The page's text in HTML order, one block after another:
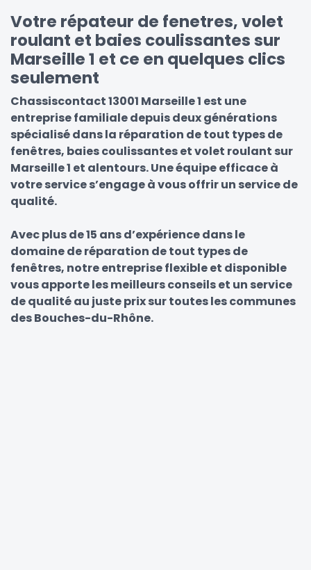
Votre répateur de fenetres, volet
roulant et baies coulissantes sur
Marseille 1 et ce en quelques clics
seulement
Chassiscontact 13001 Marseille 1 est une
entreprise familiale depuis deux générations
spécialisé dans la réparation de tout types de
fenêtres, baies coulissantes et volet roulant sur
Marseille 1 et alentours. Une équipe efficace à
votre service s’engage à vous offrir un service de
qualité.
Avec plus de 15 ans d’expérience dans le
domaine de réparation de tout types de
fenêtres, notre entreprise flexible et disponible
vous apporte les meilleurs conseils et un service
de qualité au juste prix sur toutes les communes
des Bouches-du-Rhône.